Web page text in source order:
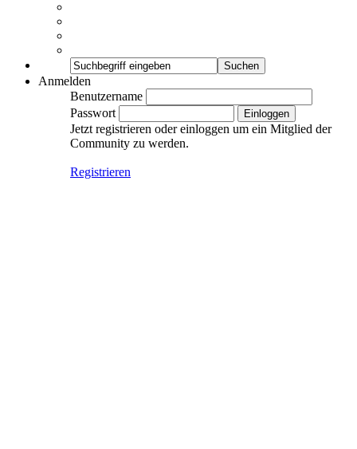
Anmelden
Benutzername
Passwort
Jetzt registrieren oder einloggen um ein Mitglied der
Community zu werden.
Registrieren